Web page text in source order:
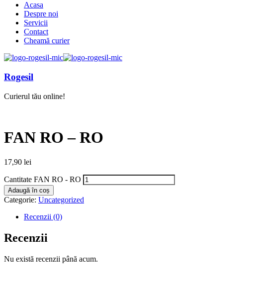
Acasa
Despre noi
Servicii
Contact
Cheamă curier
Rogesil
Curierul tău online!
FAN RO – RO
17,90 lei
Cantitate FAN RO - RO
Adaugă în coș
Categorie: Uncategorized
Recenzii (0)
Recenzii
Nu există recenzii până acum.